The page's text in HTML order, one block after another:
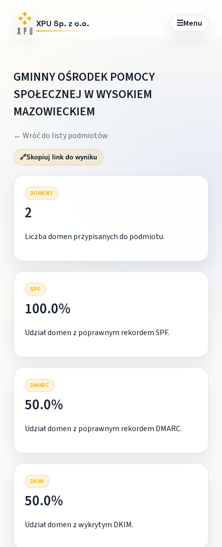
XPU Sp. z o.o. ☰Menu
GMINNY OŚRODEK POMOCY
SPOŁECZNEJ W WYSOKIEM
MAZOWIECKIEM
← Wróć do listy podmiotów
🔗Skopiuj link do wyniku
DOMENY
2
Liczba domen przypisanych do podmiotu.
SPF
100.0%
Udział domen z poprawnym rekordem SPF.
DMARC
50.0%
Udział domen z poprawnym rekordem DMARC.
DKIM
50.0%
Udział domen z wykrytym DKIM.